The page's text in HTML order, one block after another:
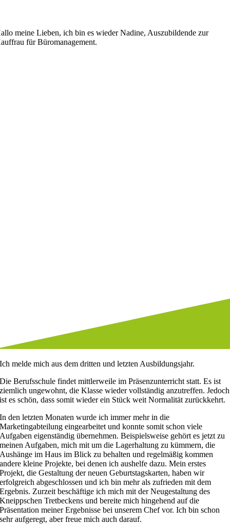
meine Lieben, ich bin es wieder Nadine, Auszubildende zur
für Büromanagement.
Ich melde mich aus dem dritten und letzten Ausbildungsjahr.
Die Berufsschule findet mittlerweile im Präsenzunterricht statt. Es ist
ziemlich ungewohnt, die Klasse wieder vollständig anzutreffen. Jedoch
ist es schön, dass somit wieder ein Stück weit Normalität zurückkehrt.
In den letzten Monaten wurde ich immer mehr in die
Marketingabteilung eingearbeitet und konnte somit schon viele
Aufgaben eigenständig übernehmen. Beispielsweise gehört es jetzt zu
meinen Aufgaben, mich mit um die Lagerhaltung zu kümmern, die
Aushänge im Haus im Blick zu behalten und regelmäßig kommen
andere kleine Projekte, bei denen ich aushelfe dazu. Mein erstes
Projekt, die Gestaltung der neuen Geburtstagskarten, haben wir
erfolgreich abgeschlossen und ich bin mehr als zufrieden mit dem
Ergebnis. Zurzeit beschäftige ich mich mit der Neugestaltung des
Kneippschen Tretbeckens und bereite mich hingehend auf die
Präsentation meiner Ergebnisse bei unserem Chef vor. Ich bin schon
sehr aufgeregt, aber freue mich auch darauf.